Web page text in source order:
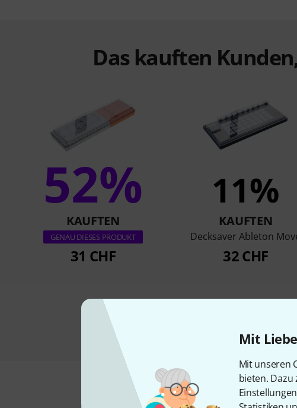
Mit
Mit unseren
bieten. Dazu
Das kauften
52%
KAUFTEN
GENAU DIESES PRODUKT
31 CHF
11%
KAUFTEN
Decksaver Ableton
32 CHF